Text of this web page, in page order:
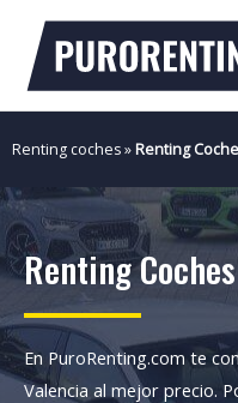
contenido
Renting coches»Renting
Renting
En PuroRenting.com te
Valencia al mejor precio.